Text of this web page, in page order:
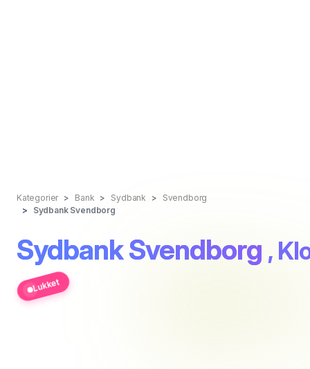
Kategorier Bank Sydbank
Svendborg
Sydbank Svendborg
Sydbank Svendborg ,
Lukket